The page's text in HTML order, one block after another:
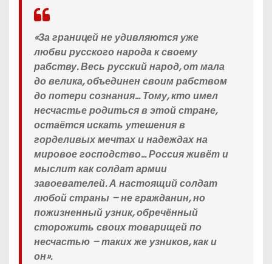
«За границей не удивляются уже
любви русского народа к своему
рабству. Весь русский народ, от мала
до велика, объединен своим рабством
до потери сознания… Тому, кто имел
несчастье родиться в этой стране,
остаётся искать утешения в
горделивых мечтах и надеждах на
мировое господство… Россия живёт и
мыслит как солдат армии
завоевателей. А настоящий солдат
любой страны – не гражданин, но
пожизненный узник, обречённый
сторожить своих товарищей по
несчастью – таких же узников, как и
он».